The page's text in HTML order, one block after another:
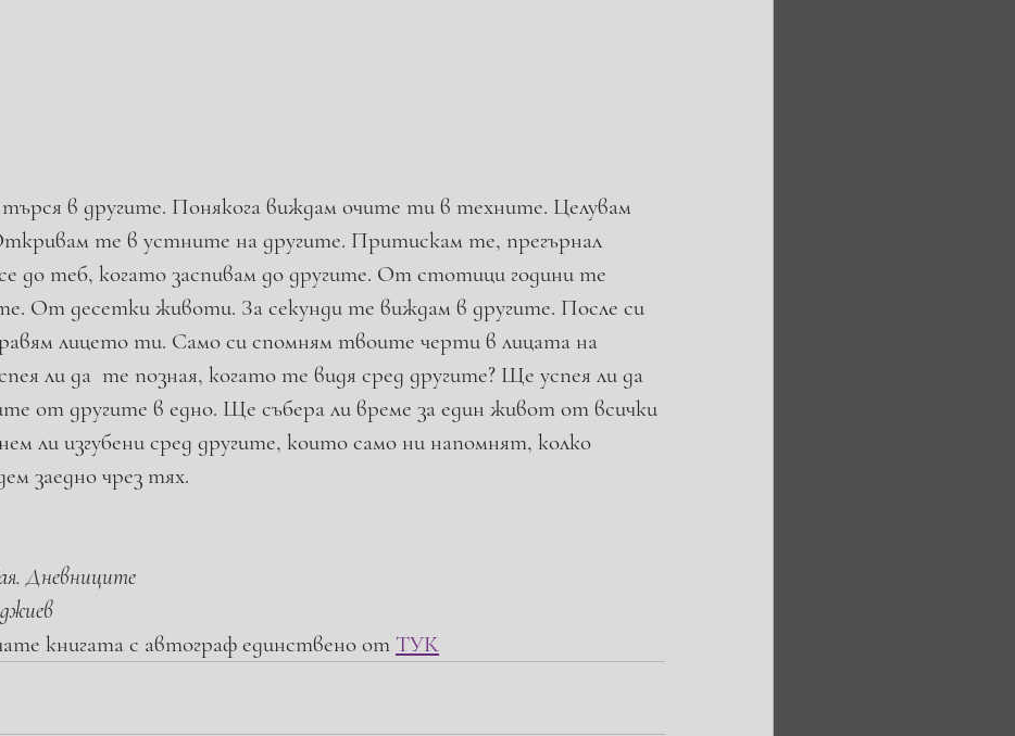
в другите. Понякога виждам очите ти в техните. Целувам
те в устните на другите. Притискам те, прегърнал
до теб, когато заспивам до другите. От стотици години те
От десетки животи. За секунди те виждам в другите. После си
лицето ти. Само си спомням твоите черти в лицата на
ли да  те позная, когато те видя сред другите? Ще успея ли да
от другите в едно. Ще събера ли време за един живот от всички
ли изгубени сред другите, които само ни напомнят, колко
заедно чрез тях.
Дневниците
книгата с автограф единствено от ТУК